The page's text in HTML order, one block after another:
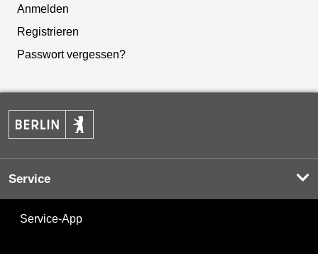
Anmelden
Registrieren
Passwort vergessen?
Service
Service-App